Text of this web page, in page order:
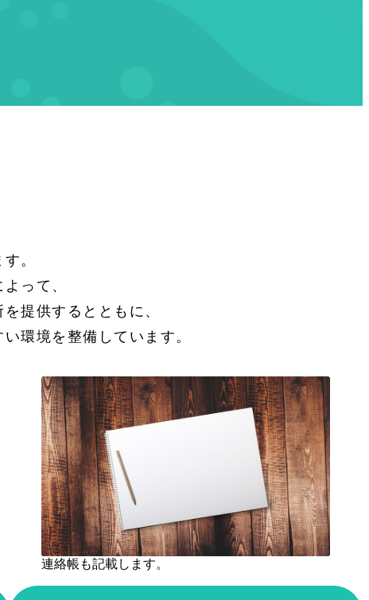
。
って、
提供するとともに、
環境を整備しています。
連絡帳も記載します。